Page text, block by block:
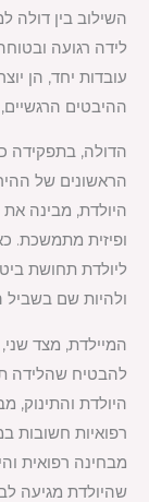
השילוב בין דולה
לידה רגועה
עובדות יחד, הן
ההיבטים
הדולה, בתפקידה
הראשונים של
היולדת, מבינה
ופיזית מתמשכת.
ליולדת תחושת
ולהיות שם בשביל
המיילדת, מצד
להבטיח שהלידה
היולדת והתינוק,
רפואיות חשובות
מבחינה רפואית
שהיולדת מגיעה